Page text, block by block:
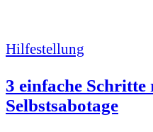
Hilfestellung
3 einfache Schritte
Selbstsabotage